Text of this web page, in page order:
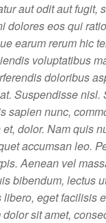
aut odit aut fugit,
dolores eos qui
earum rerum hic
voluptatibus
doloribus
Suspendisse nisl.
sapien nunc,
dolor. Nam quis
accumsan leo.
Aenean vel
bibendum, lectus
eget facilisis
sit amet,